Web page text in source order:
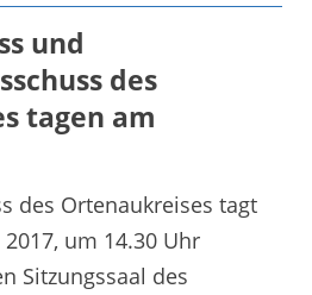
und
des
tagen am
des Ortenaukreises tagt
um 14.30 Uhr
Sitzungssaal des